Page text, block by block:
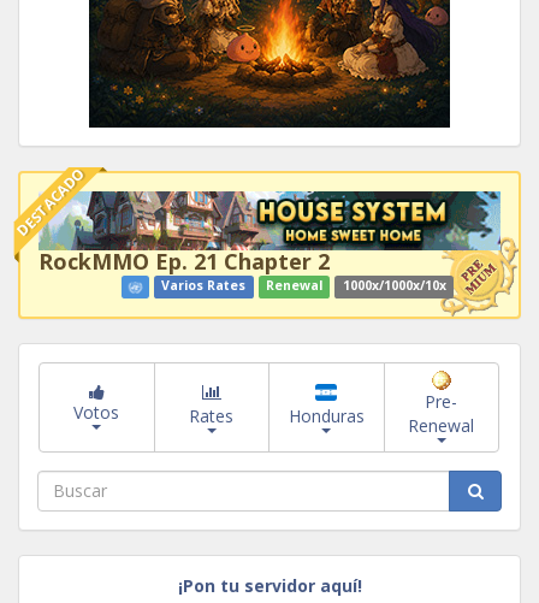
DESTACADO
RockMMO Ep. 21 Chapter 2
Varios Rates Renewal 1000x/1000x/10x
Votos Rates Honduras
Pre-
Renewal
¡Pon tu servidor aquí!